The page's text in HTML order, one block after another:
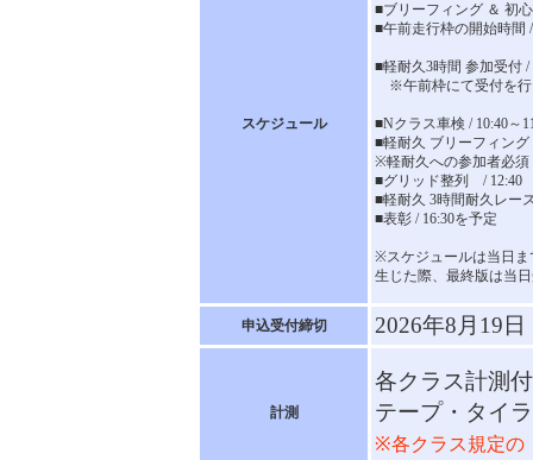
スケジュール
■ブリーフィング ＆ 初
■午前走行枠の開始時間
■軽耐久3時間 参加受付 /
※午前枠にて受付を行
■Nクラス車検 / 10:40～
■軽耐久 ブリーフィング
※軽耐久への参加者必須
■グリッド整列 / 12:40
■軽耐久 3時間耐久レー
■表彰 / 16:30を予定
※スケジュールは当日ま
生じた際、最終版は当
申込受付締切 2026年8月19
計測
各クラス計測
テープ・タイ
※各クラス規定の